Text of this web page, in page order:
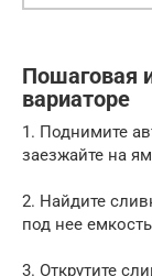
Пошаговая
вариаторе
1. Поднимите
заезжайте на
2. Найдите
под нее
3. Открутите